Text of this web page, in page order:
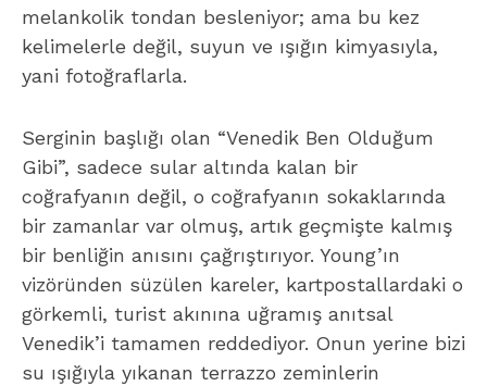
melankolik tondan besleniyor; ama bu kez
kelimelerle değil, suyun ve ışığın kimyasıyla,
yani fotoğraflarla.
Serginin başlığı olan “Venedik Ben Olduğum
Gibi”, sadece sular altında kalan bir
coğrafyanın değil, o coğrafyanın sokaklarında
bir zamanlar var olmuş, artık geçmişte kalmış
bir benliğin anısını çağrıştırıyor. Young’ın
vizöründen süzülen kareler, kartpostallardaki o
görkemli, turist akınına uğramış anıtsal
Venedik’i tamamen reddediyor. Onun yerine bizi
su ışığıyla yıkanan terrazzo zeminlerin